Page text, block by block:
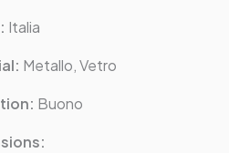
Italia
Metallo, Vetro
Buono